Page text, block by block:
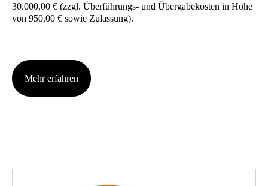
30.000,00 € (zzgl. Über­füh­rungs- und Über­ga­be­kos­ten in Höhe
von 950,00 € sowie Zulas­sung).
Mehr erfah­ren